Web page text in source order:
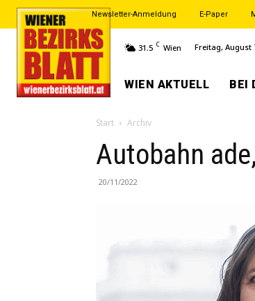
Newsletter-Anmeldung E-Paper
31.5 C Wien Freitag, August
WIEN AKTUELL BEI
Start Archiv
Autobahn
20/11/2022